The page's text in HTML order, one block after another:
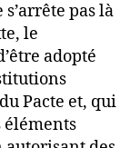
pas là
le
adopté
Pacte et, qui
éléments